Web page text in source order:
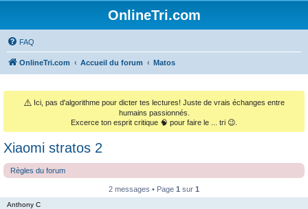
OnlineTri.com
FAQ
OnlineTri.com Accueil du forum Matos
⚠️ Ici, pas d'algorithme pour dicter tes lectures! Juste de vrais échanges entre
humains passionnés.
Excerce ton esprit critique 🧠 pour faire le ... tri 😉.
Xiaomi stratos 2
Règles du forum
2 messages • Page 1 sur 1
Anthony C